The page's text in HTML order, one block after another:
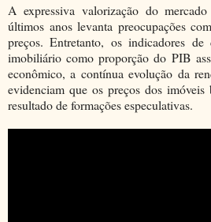
A expressiva valorização do
últimos anos levanta preocupações
preços. Entretanto, os indicadores
imobiliário como proporção do PIB
econômico, a contínua evolução da
evidenciam que os preços dos imóveis
resultado de formações especulativas.